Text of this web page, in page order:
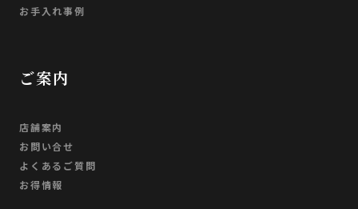
お手入れ事例
ご案内
店舗案内
お問い合せ
よくあるご質問
お得情報